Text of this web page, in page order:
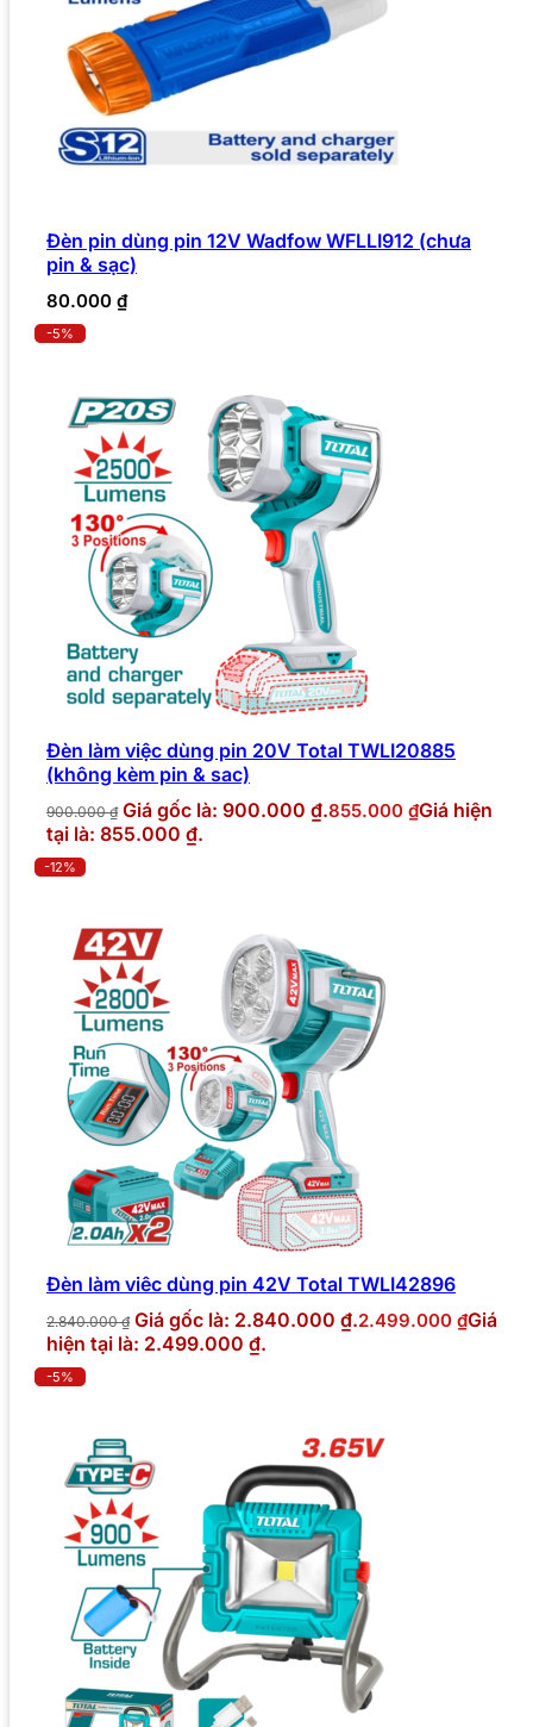
Đèn pin dùng pin 12V Wadfow WFLLI912 (chưa
pin & sạc)
80.000 ₫
-5%
Đèn làm việc dùng pin 20V Total TWLI20885
(không kèm pin & sac)
900.000₫ Giá gốc là: 900.000 ₫.855.000 ₫Giá hiện
tại là: 855.000 ₫.
-12%
Đèn làm viêc dùng pin 42V Total TWLI42896
2.840.000₫ Giá gốc là: 2.840.000 ₫.2.499.000 ₫Giá
hiện tại là: 2.499.000 ₫.
-5%